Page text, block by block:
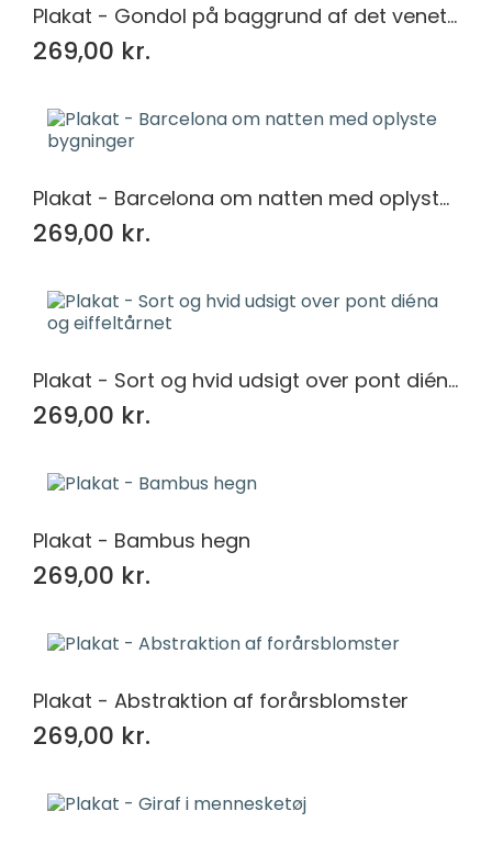
Plakat - Gondol på baggrund af det venetianske landskab
269,00 kr.
Plakat - Barcelona om natten med oplyste bygninger
269,00 kr.
Plakat - Sort og hvid udsigt over pont diéna og eiffeltårnet
269,00 kr.
Plakat - Bambus hegn
269,00 kr.
Plakat - Abstraktion af forårsblomster
269,00 kr.